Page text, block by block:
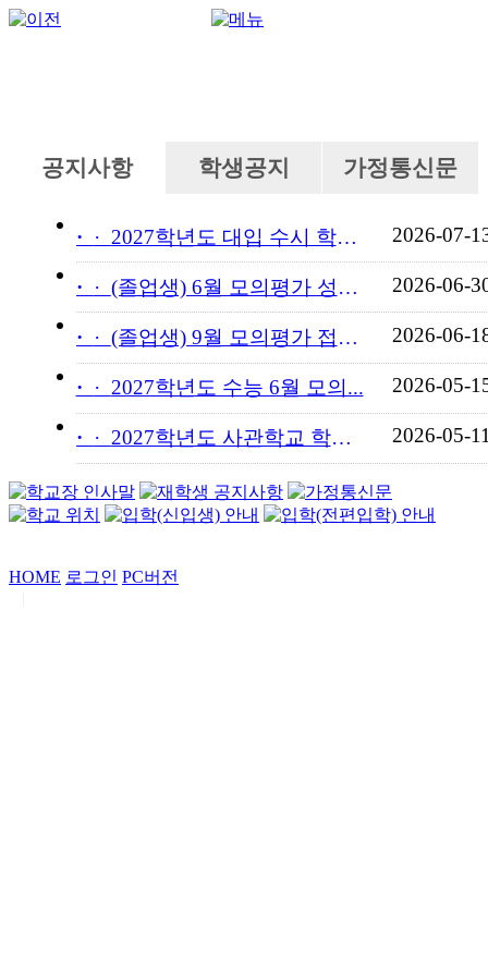
공지사항 학생공지 가정통신문
· 2027학년도 대입 수시 학교... 2026-07-
· (졸업생) 6월 모의평가 성적... 2026-06-
· (졸업생) 9월 모의평가 접수... 2026-06-
· 2027학년도 수능 6월 모의... 2026-05-
· 2027학년도 사관학교 학교장... 2026-05-
HOME 로그인 PC버전